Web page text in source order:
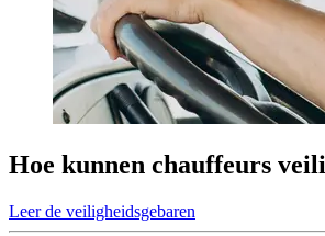
Hoe kunnen chauffeurs
Leer de veiligheidsgebaren